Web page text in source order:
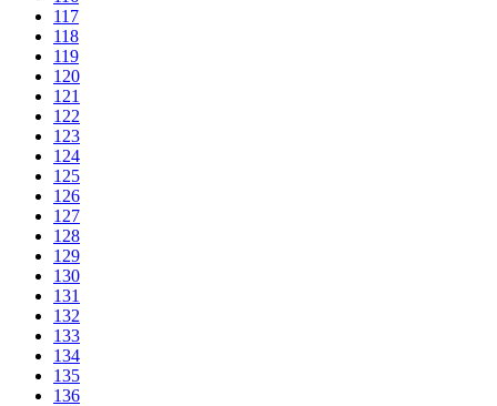
117
118
119
120
121
122
123
124
125
126
127
128
129
130
131
132
133
134
135
136